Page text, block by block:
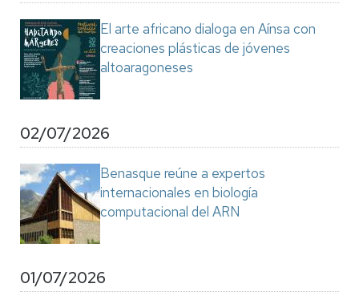
El arte africano dialoga en Aínsa con
creaciones plásticas de jóvenes
altoaragoneses
02/07/2026
Benasque reúne a expertos
internacionales en biología
computacional del ARN
01/07/2026